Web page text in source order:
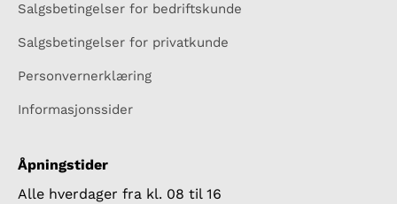
Salgsbetingelser for bedriftskunde
Salgsbetingelser for privatkunde
Personvernerklæring
Informasjonssider
Åpningstider
Alle hverdager fra kl. 08 til 16